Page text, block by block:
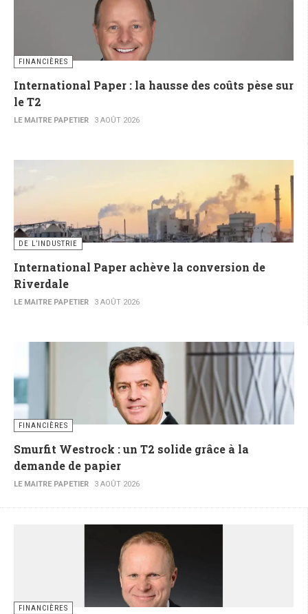
FINANCIÈRES
International Paper : la hausse des coûts pèse sur
le T2
LE MAITRE PAPETIER 3 AOÛT 2026
DE L’INDUSTRIE
International Paper achève la conversion de
Riverdale
LE MAITRE PAPETIER 3 AOÛT 2026
FINANCIÈRES
Smurfit Westrock : un T2 solide grâce à la
demande de papier
LE MAITRE PAPETIER 3 AOÛT 2026
FINANCIÈRES